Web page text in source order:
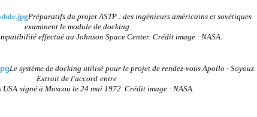
Préparatifs du projet ASTP : des ingénieurs américains et sovétiques
examinent le module de docking
effectué au Johnson Space Center. Crédit image : NASA.
Le système de docking utilisé pour le projet de rendez-vous Apollo - Soyouz.
Extrait de l'accord entre
USA signé à Moscou le 24 mai 1972. Crédit image : NASA.